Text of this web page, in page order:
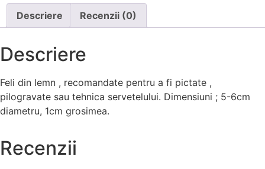
Descriere Recenzii (0)
Descriere
Feli din lemn , recomandate pentru a fi pictate ,
pilogravate sau tehnica servetelului. Dimensiuni ; 5-6cm
diametru, 1cm grosimea.
Recenzii